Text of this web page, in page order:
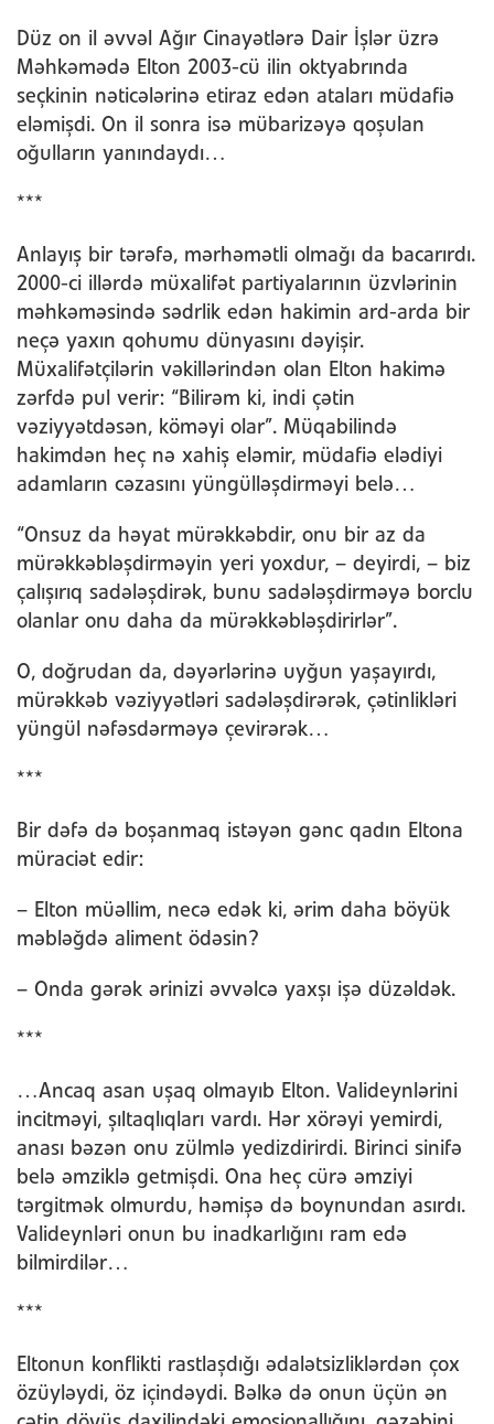
Düz on il əvvəl Ağır Cinayətlərə Dair İşlər üzrə
Məhkəmədə Elton 2003-cü ilin oktyabrında
seçkinin nəticələrinə etiraz edən ataları müdafiə
eləmişdi. On il sonra isə mübarizəyə qoşulan
oğulların yanındaydı…
***
Anlayış bir tərəfə, mərhəmətli olmağı da bacarırdı.
2000-ci illərdə müxalifət partiyalarının üzvlərinin
məhkəməsində sədrlik edən hakimin ard-arda bir
neçə yaxın qohumu dünyasını dəyişir.
Müxalifətçilərin vəkillərindən olan Elton hakimə
zərfdə pul verir: “Bilirəm ki, indi çətin
vəziyyətdəsən, köməyi olar”. Müqabilində
hakimdən heç nə xahiş eləmir, müdafiə elədiyi
adamların cəzasını yüngülləşdirməyi belə…
“Onsuz da həyat mürəkkəbdir, onu bir az da
mürəkkəbləşdirməyin yeri yoxdur, – deyirdi, – biz
çalışırıq sadələşdirək, bunu sadələşdirməyə borclu
olanlar onu daha da mürəkkəbləşdirirlər”.
O, doğrudan da, dəyərlərinə uyğun yaşayırdı,
mürəkkəb vəziyyətləri sadələşdirərək, çətinlikləri
yüngül nəfəsdərməyə çevirərək…
***
Bir dəfə də boşanmaq istəyən gənc qadın Eltona
müraciət edir:
– Elton müəllim, necə edək ki, ərim daha böyük
məbləğdə aliment ödəsin?
– Onda gərək ərinizi əvvəlcə yaxşı işə düzəldək.
***
…Ancaq asan uşaq olmayıb Elton. Valideynlərini
incitməyi, şıltaqlıqları vardı. Hər xörəyi yemirdi,
anası bəzən onu zülmlə yedizdirirdi. Birinci sinifə
belə əmziklə getmişdi. Ona heç cürə əmziyi
tərgitmək olmurdu, həmişə də boynundan asırdı.
Valideynləri onun bu inadkarlığını ram edə
bilmirdilər…
***
Eltonun konflikti rastlaşdığı ədalətsizliklərdən çox
özüyləydi, öz içindəydi. Bəlkə də onun üçün ən